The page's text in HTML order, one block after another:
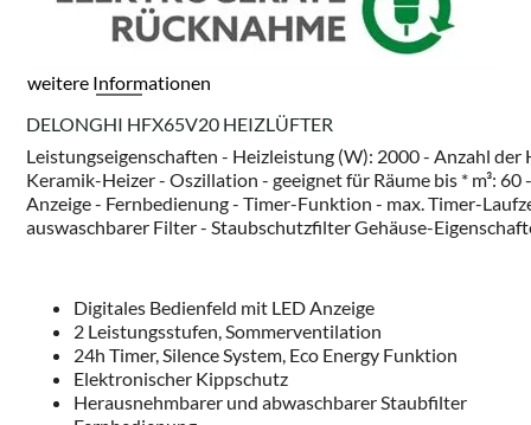
weitere Informationen
DELONGHI HFX65V20 HEIZLÜFTER
Leistungseigenschaften - Heizleistung (W): 2000 - Anzahl
Keramik-Heizer - Oszillation - geeignet für Räume bis * m³:
Anzeige - Fernbedienung - Timer-Funktion - max. Timer-
auswaschbarer Filter - Staubschutzfilter Gehäuse-
Digitales Bedienfeld mit LED Anzeige
2 Leistungsstufen, Sommerventilation
24h Timer, Silence System, Eco Energy Funktion
Elektronischer Kippschutz
Herausnehmbarer und abwaschbarer Staubfilter